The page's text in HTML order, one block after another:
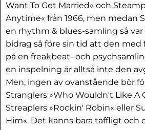
Want To Get Married« och
Anytime« från 1966, men medan
en rhythm & blues-samling så
bidrag så före sin tid att den med
på en freakbeat- och
en inspelning är alltså inte den
Men, ingen av ovanstående bör
Stranglers »Who Wouldn't Like A
Streaplers »Rockin' Robin« eller
Him«. Det känns bara taffligt och